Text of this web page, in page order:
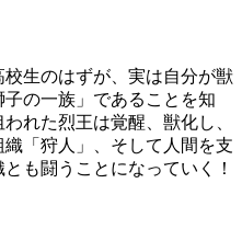
生のはずが、実は自分が獣
の一族」であることを知
れた烈王は覚醒、獣化し、
「狩人」、そして人間を支
も闘うことになっていく！